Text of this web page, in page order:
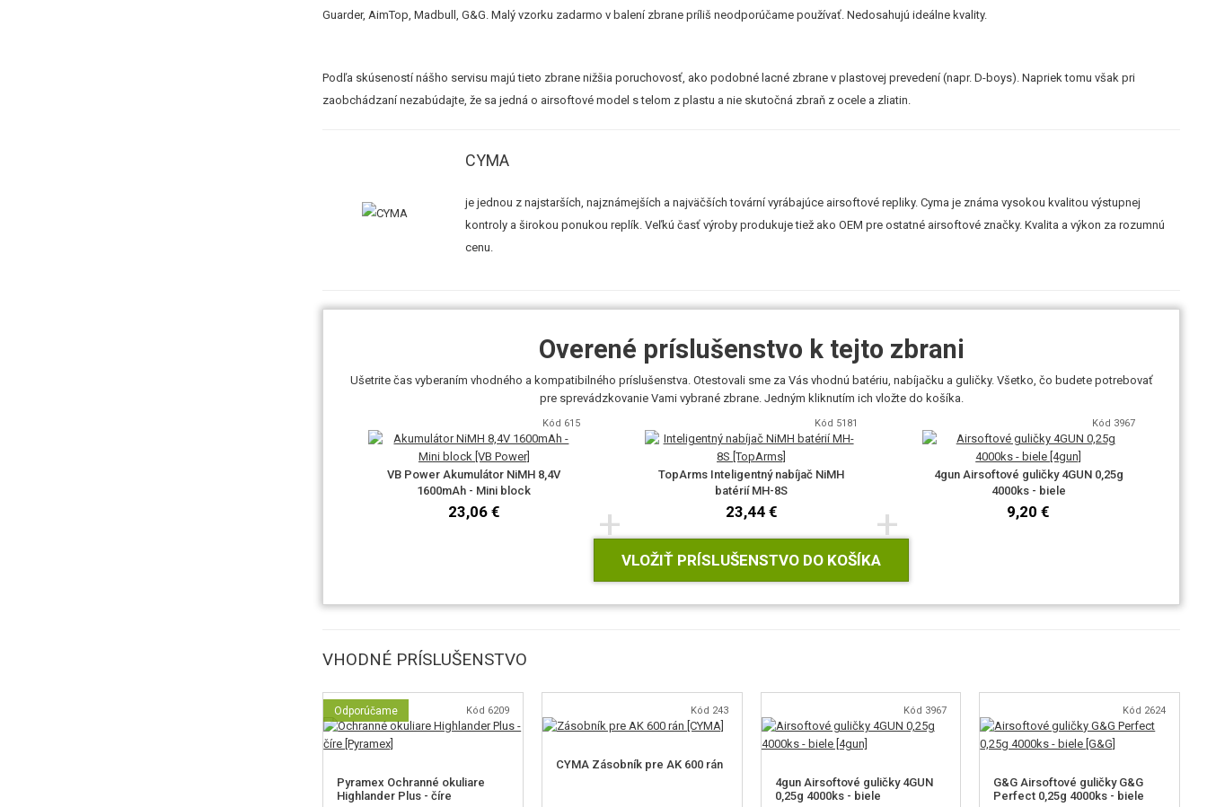
Guarder, AimTop, Madbull, G&G. Malý vzorku zadarmo v balení zbrane príliš neodporúčame používať. Nedosahujú ideálne kvality.
Podľa skúseností nášho servisu majú tieto zbrane nižšia poruchovosť, ako podobné lacné zbrane v plastovej prevedení (napr. D-boys). Napriek tomu však pri
zaobchádzaní nezabúdajte, že sa jedná o airsoftové model s telom z plastu a nie skutočná zbraň z ocele a zliatin.
CYMA
je jednou z najstarších, najznámejších a najväčších tovární vyrábajúce airsoftové repliky. Cyma je známa vysokou kvalitou výstupnej
kontroly a širokou ponukou replík. Veľkú časť výroby produkuje tiež ako OEM pre ostatné airsoftové značky. Kvalita a výkon za rozumnú
cenu.
Overené príslušenstvo k tejto zbrani
Ušetrite čas vyberaním vhodného a kompatibilného príslušenstva. Otestovali sme za Vás vhodnú batériu, nabíjačku a guličky. Všetko, čo budete potrebovať
pre sprevádzkovanie Vami vybrané zbrane. Jedným kliknutím ich vložte do košíka.
Kód 615
VB Power Akumulátor NiMH 8,4V
1600mAh - Mini block
23,06 € +
Kód 5181
TopArms Inteligentný nabíjač NiMH
batérií MH-8S
23,44 € +
Kód 3967
4gun Airsoftové guličky 4GUN 0,25g
4000ks - biele
9,20 €
VLOŽIŤ PRÍSLUŠENSTVO DO KOŠÍKA
VHODNÉ PRÍSLUŠENSTVO
Odporúčame Kód 6209
Pyramex Ochranné okuliare
Highlander Plus - číre
Kód 243
CYMA Zásobník pre AK 600 rán
Kód 3967
4gun Airsoftové guličky 4GUN
0,25g 4000ks - biele
Kód 2624
G&G Airsoftové guličky G&G
Perfect 0,25g 4000ks - biele